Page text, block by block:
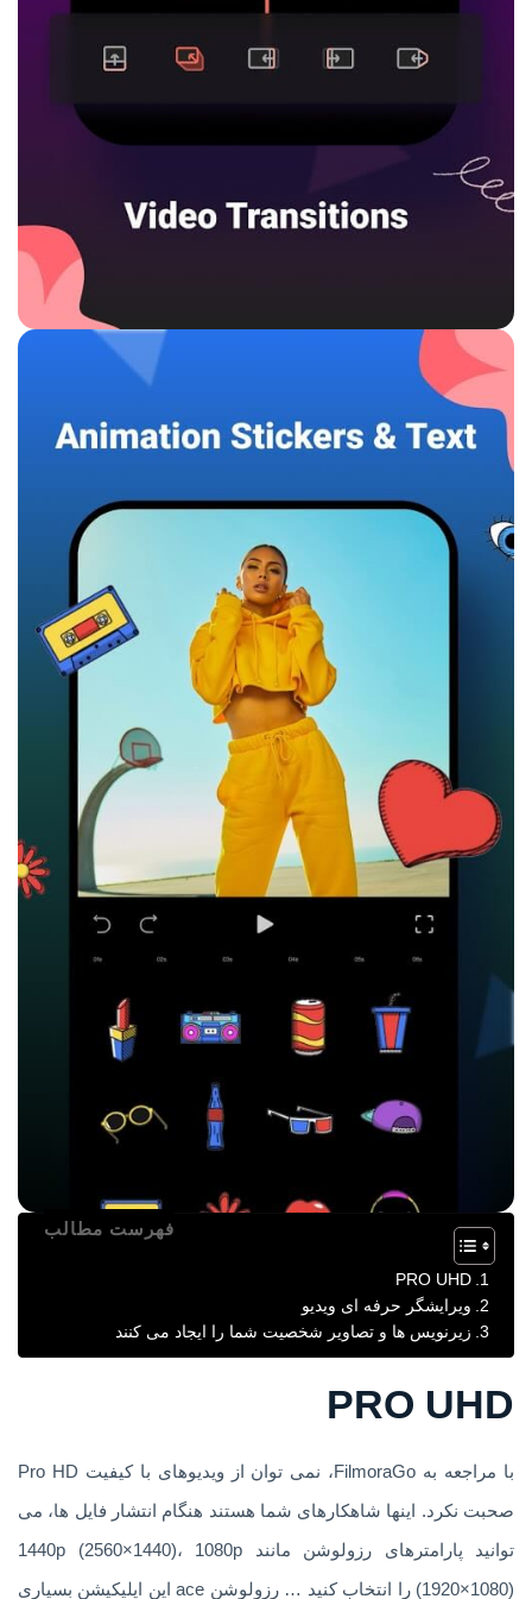
فهرست مطالب
PRO UHD
ویرایشگر حرفه ای ویدیو
زیرنویس ها و تصاویر شخصیت شما را ایجاد می کنند
PRO UHD
با مراجعه به FilmoraGo، نمی توان از ویدیوهای با کیفیت Pro HD
صحبت نکرد. اینها شاهکارهای شما هستند هنگام انتشار فایل ها، می
توانید پارامترهای رزولوشن مانند 1440p (2560×1440)، 1080p
(1920×1080) را انتخاب کنید … رزولوشن ace این اپلیکیشن بسیاری